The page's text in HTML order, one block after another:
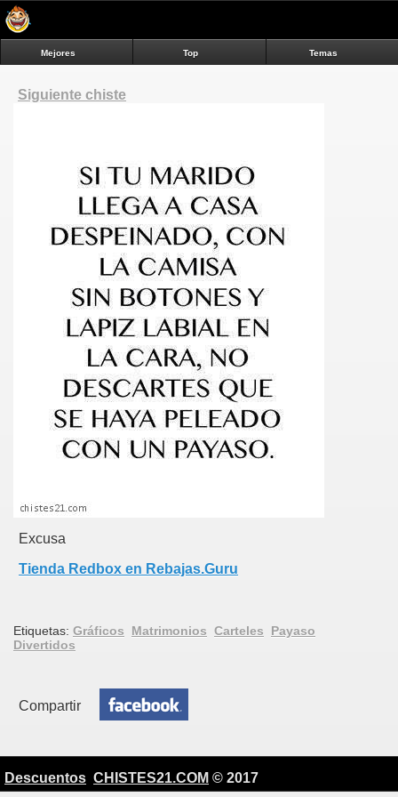
Mejores Top Temas
Siguiente chiste
Excusa
Tienda Redbox en Rebajas.Guru
Etiquetas: Gráficos Matrimonios Carteles
Payaso
Divertidos
Compartir
Descuentos CHISTES21.COM © 2017